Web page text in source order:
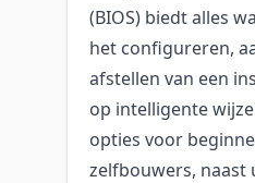
(BIOS) biedt alles
het configureren,
afstellen van een
op intelligente
opties voor
zelfbouwers, naast